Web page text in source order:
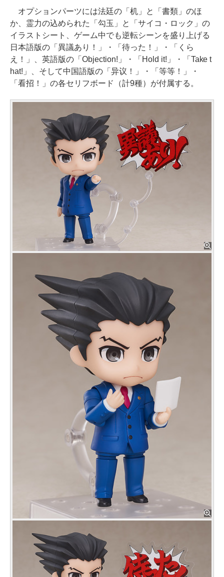
オプションパーツには法廷の「机」と「書類」のほ
か、霊力の込められた「勾玉」と「サイコ・ロック」の
イラストシート、ゲーム中でも逆転シーンを盛り上げる
日本語版の「異議あり！」・「待った！」・「くら
え！」、英語版の「Objection!」・「Hold it!」・「Take t
hat!」、そして中国語版の「异议！」・「等等！」・
「看招！」の各セリフボード（計9種）が付属する。